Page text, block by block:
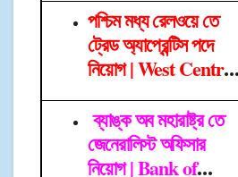
Limited Job →
পশ্চিম মধ্য রেলওয়ে তে
ট্রেড অ্যাপ্রেন্টিস পদে
নিয়োগ | West Central
Railway→
ব্যাঙ্ক অব মহারাষ্ট্র তে
জেনেরালিস্ট অফিসার
নিয়োগ | Bank of